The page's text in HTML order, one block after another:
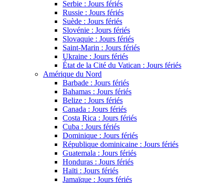
Serbie : Jours fériés
Russie : Jours fériés
Suède : Jours fériés
Slovénie : Jours fériés
Slovaquie : Jours fériés
Saint-Marin : Jours fériés
Ukraine : Jours fériés
État de la Cité du Vatican : Jours fériés
Amérique du Nord
Barbade : Jours fériés
Bahamas : Jours fériés
Belize : Jours fériés
Canada : Jours fériés
Costa Rica : Jours fériés
Cuba : Jours fériés
Dominique : Jours fériés
République dominicaine : Jours fériés
Guatemala : Jours fériés
Honduras : Jours fériés
Haïti : Jours fériés
Jamaïque : Jours fériés